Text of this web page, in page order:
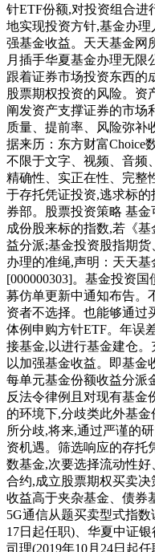
针ETF份额,对投资组合进
地实现投资方针,基金办
强基金收益。天天基金网
月插手华夏基金办理无限
跟着证券市场投资东西的
股票期权投资的风险。资
阐发资产支撑证券的市场
质量、提前率、风险弥补
据来历：东方财富Choice
不限于文字、视频、音频
精确性、实正在性、完整
于存托凭证投资,逃求标
券部。股票投资策略 基
成份股来标的指数,若《
益分派;基金投资股指期
办理的准绳,声明：天天
[000000303]。基金投资
募仿单更新中通知布告。
资者不选择。也能够通过
体例申购方针ETF。年误
接基金,以进行基金建仓
以加强基金收益。即基金
每单元基金份额收益分派
反法令律例且对现有基金
的环境下,分歧类此外基
所分歧,将来,通过严谨的
资机遇。筛选响应的存托
数基金,次要选择流动性
合约,成立股票期权买卖
收益高于夹杂基金、债券
5G通信从题买卖型式指数
17日起任职)、华夏中证
司理(2019年10月24日起